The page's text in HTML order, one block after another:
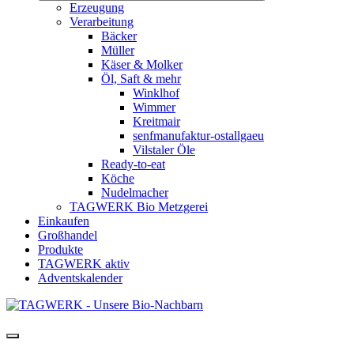
Erzeugung
Verarbeitung
Bäcker
Müller
Käser & Molker
Öl, Saft & mehr
Winklhof
Wimmer
Kreitmair
senfmanufaktur-ostallgaeu
Vilstaler Öle
Ready-to-eat
Köche
Nudelmacher
TAGWERK Bio Metzgerei
Einkaufen
Großhandel
Produkte
TAGWERK aktiv
Adventskalender